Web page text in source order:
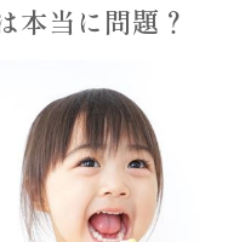
本当に問題？